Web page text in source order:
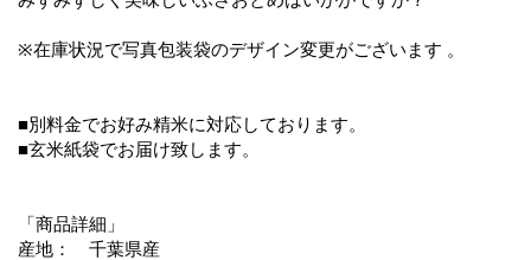
※在庫状況で写真包装袋のデザイン変更がございます 。
■別料金でお好み精米に対応しております。
■玄米紙袋でお届け致します。
「商品詳細」
産地： 千葉県産